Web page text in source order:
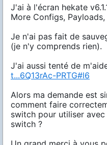
J'ai à l'écran hekate
More Configs, Payloads,
Je n'ai pas fait de
(je n'y comprends rien).
J'ai aussi tenté de
t...6Q13rAc-PRTG#l6
Alors ma demande est
comment faire
switch pour utiliser
switch ?